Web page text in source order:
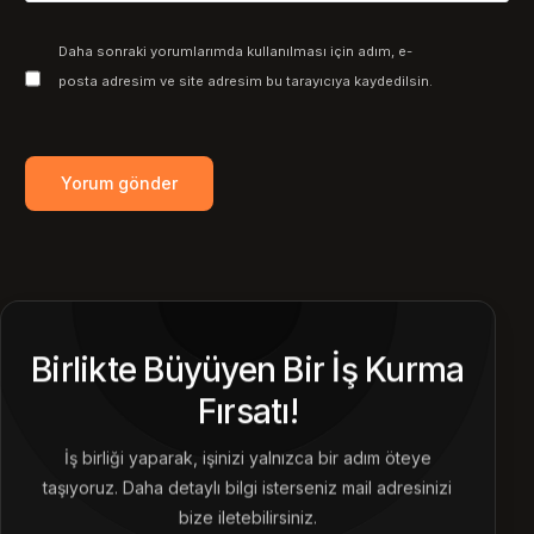
Daha sonraki yorumlarımda kullanılması için adım, e-
posta adresim ve site adresim bu tarayıcıya kaydedilsin.
Birlikte Büyüyen Bir İş Kurma
Fırsatı!
İş birliği yaparak, işinizi yalnızca bir adım öteye
taşıyoruz. Daha detaylı bilgi isterseniz mail adresinizi
bize iletebilirsiniz.
Bize Ulaşın